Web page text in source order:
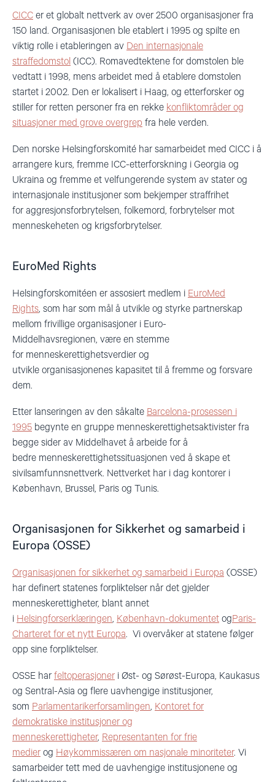
CICC er et globalt nettverk av over 2500 organisasjoner fra
150 land. Organisasjonen ble etablert i 1995 og spilte en
viktig rolle i etableringen av Den internasjonale
straffedomstol (ICC). Romavedtektene for domstolen ble
vedtatt i 1998, mens arbeidet med å etablere domstolen
startet i 2002. Den er lokalisert i Haag, og etterforsker og
stiller for retten personer fra en rekke konfliktområder og
situasjoner med grove overgrep fra hele verden.
Den norske Helsingforskomité har samarbeidet med CICC i å
arrangere kurs, fremme ICC-etterforskning i Georgia og
Ukraina og fremme et velfungerende system av stater og
internasjonale institusjoner som bekjemper straffrihet
for aggresjonsforbrytelsen, folkemord, forbrytelser mot
menneskeheten og krigsforbrytelser.
EuroMed Rights
Helsingforskomitéen er assosiert medlem i EuroMed
Rights, som har som mål å utvikle og styrke partnerskap
mellom frivillige organisasjoner i Euro-
Middelhavsregionen, være en stemme
for menneskerettighetsverdier og
utvikle organisasjonenes kapasitet til å fremme og forsvare
dem.
Etter lanseringen av den såkalte Barcelona-prosessen i
1995 begynte en gruppe menneskerettighetsaktivister fra
begge sider av Middelhavet å arbeide for å
bedre menneskerettighetssituasjonen ved å skape et
sivilsamfunnsnettverk. Nettverket har i dag kontorer i
København, Brussel, Paris og Tunis.
Organisasjonen for Sikkerhet og samarbeid i
Europa (OSSE)
Organisasjonen for sikkerhet og samarbeid i Europa (OSSE)
har definert statenes forpliktelser når det gjelder
menneskerettigheter, blant annet
i Helsingforserklæringen, København-dokumentet ogParis-
Charteret for et nytt Europa. Vi overvåker at statene følger
opp sine forpliktelser.
OSSE har feltoperasjoner i Øst- og Sørøst-Europa, Kaukasus
og Sentral-Asia og flere uavhengige institusjoner,
som Parlamentarikerforsamlingen, Kontoret for
demokratiske institusjoner og
menneskerettigheter, Representanten for frie
medier og Høykommissæren om nasjonale minoriteter. Vi
samarbeider tett med de uavhengige institusjonene og